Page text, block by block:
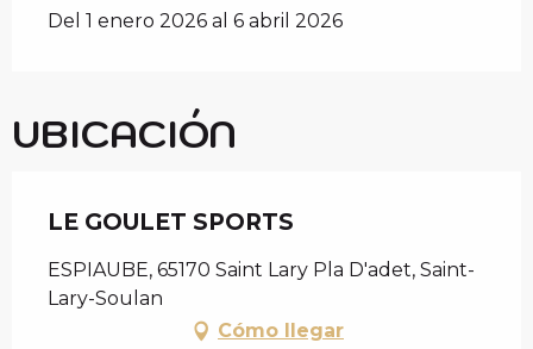
Del 1 enero 2026 al 6 abril 2026
UBICACIÓN
LE GOULET SPORTS
ESPIAUBE, 65170 Saint Lary Pla D'adet, Saint-
Lary-Soulan
Cómo llegar